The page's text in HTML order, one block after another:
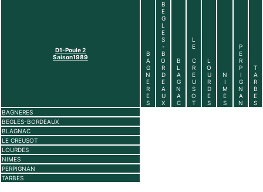
D1-Poule 2
Saison1989
B
A
G
N
E
R
E
S
B
E
G
L
E
S
-
B
O
R
D
E
A
U
X
B
L
A
G
N
A
C
L
E
C
R
E
U
S
O
T
L
O
U
R
D
E
S
N
I
M
E
S
P
E
R
P
I
G
N
A
N
T
A
R
B
E
S
BAGNERES
BEGLES-BORDEAUX
BLAGNAC
LE CREUSOT
LOURDES
NIMES
PERPIGNAN
TARBES